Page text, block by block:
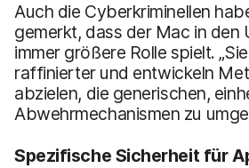
Auch die Cyberkriminellen
gemerkt, dass der Mac in den
immer größere Rolle spielt.
raffinierter und entwickeln
abzielen, die generischen,
Abwehrmechanismen zu
Spezifische Sicherheit für